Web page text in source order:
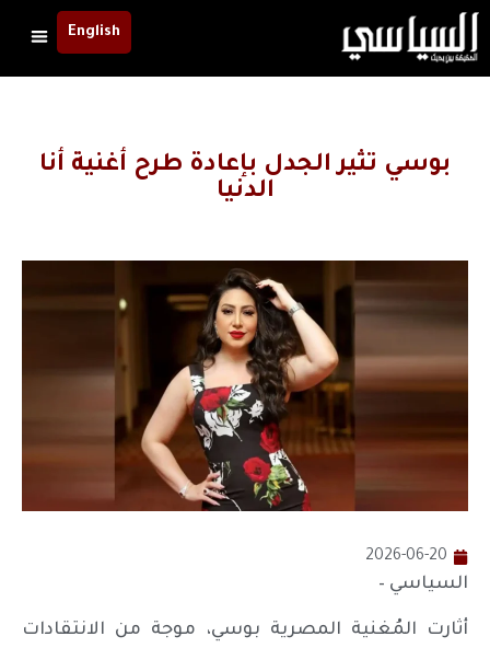
English
بوسي تثير الجدل بإعادة طرح أغنية أنا
الدنيا
2026-06-20
السياسي –
أثارت المُغنية المصرية بوسي، موجة من الانتقادات